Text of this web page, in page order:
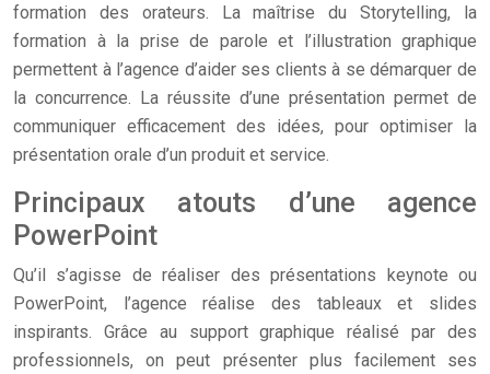
formation des orateurs. La maîtrise du Storytelling, la
formation à la prise de parole et l’illustration graphique
permettent à l’agence d’aider ses clients à se démarquer de
la concurrence. La réussite d’une présentation permet de
communiquer efficacement des idées, pour optimiser la
présentation orale d’un produit et service.
Principaux atouts d’une agence
PowerPoint
Qu’il s’agisse de réaliser des présentations keynote ou
PowerPoint, l’agence réalise des tableaux et slides
inspirants. Grâce au support graphique réalisé par des
professionnels, on peut présenter plus facilement ses